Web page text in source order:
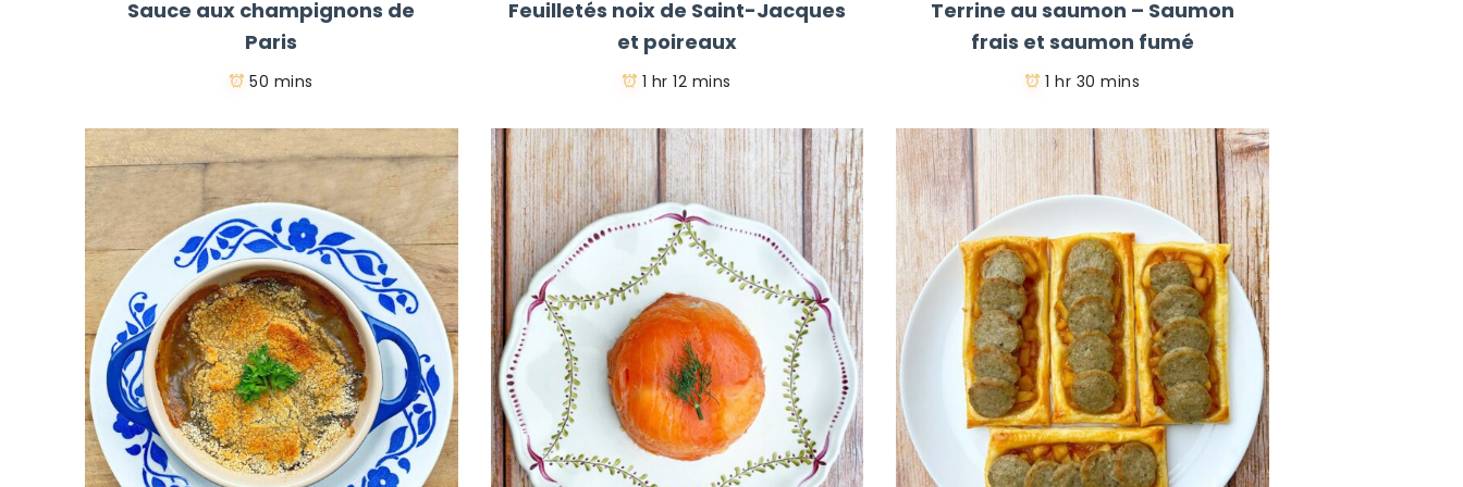
Sauce aux champignons de
Paris
50 mins
Feuilletés noix de Saint-Jacques
et poireaux
1 hr 12 mins
Terrine au saumon – Saumon
frais et saumon fumé
1 hr 30 mins